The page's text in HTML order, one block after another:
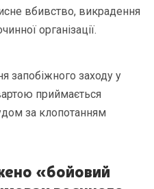
вбивство, викрадення
організації.
запобіжного заходу у
приймається
за клопотанням
«бойовий